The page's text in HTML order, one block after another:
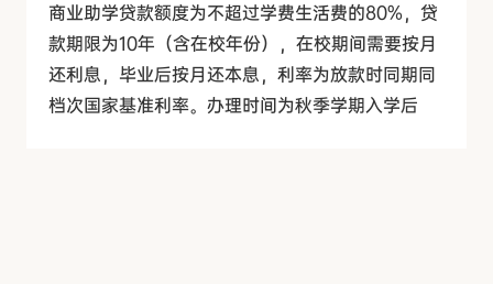
商业助学贷款额度为不超过学费生活费的80%，贷
款期限为10年（含在校年份），在校期间需要按月
还利息，毕业后按月还本息，利率为放款时同期同
档次国家基准利率。办理时间为秋季学期入学后